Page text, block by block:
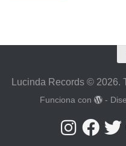
Lucinda Records © 2026.
Funciona con -